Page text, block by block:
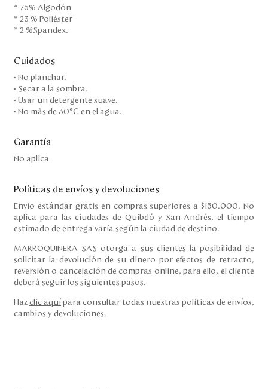
* 75% Algodón
* 23 % Poliéster
* 2 %Spandex.
Cuidados
• No planchar.
• Secar a la sombra.
• Usar un detergente suave.
• No más de 30°C en el agua.
Garantía
No aplica
Políticas de envíos y devoluciones
Envío estándar gratis en compras superiores a $150.000. No
aplica para las ciudades de Quibdó y San Andrés, el tiempo
estimado de entrega varía según la ciudad de destino.
MARROQUINERA SAS otorga a sus clientes la posibilidad de
solicitar la devolución de su dinero por efectos de retracto,
reversión o cancelación de compras online, para ello, el cliente
deberá seguir los siguientes pasos.
Haz clic aquí para consultar todas nuestras políticas de envíos,
cambios y devoluciones.